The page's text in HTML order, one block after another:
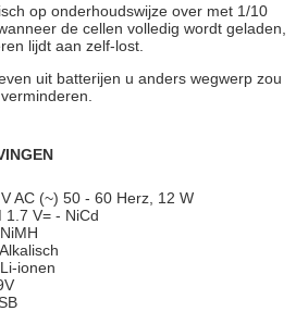
op onderhoudswijze over met 1/10
de cellen volledig wordt geladen,
lijdt aan zelf-lost.
uit batterijen u anders wegwerp zou
AC (~) 50 - 60 Herz, 12 W
1.7 V= - NiCd
ionen